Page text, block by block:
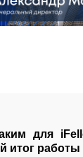
для
итог